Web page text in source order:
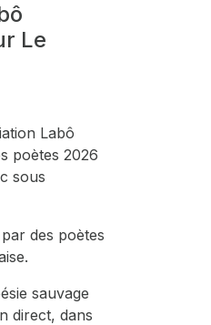
Le
Labô
poètes 2026
sous
des poètes
sauvage
direct, dans